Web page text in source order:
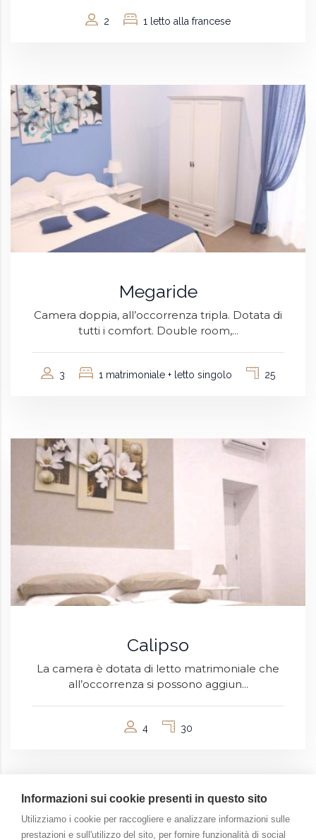
2 1 letto alla francese
Megaride
Camera doppia, all’occorrenza tripla. Dotata di
tutti i comfort. Double room,...
3 1 matrimoniale + letto singolo 25
Calipso
La camera è dotata di letto matrimoniale che
all’occorrenza si possono aggiun...
4 30
Informazioni sui cookie presenti in questo sito
Utilizziamo i cookie per raccogliere e analizzare informazioni sulle
prestazioni e sull'utilizzo del sito, per fornire funzionalità di social